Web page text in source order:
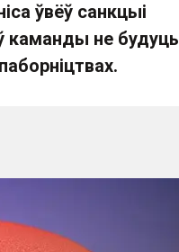
ўвёў санкцыі
каманды не будуць